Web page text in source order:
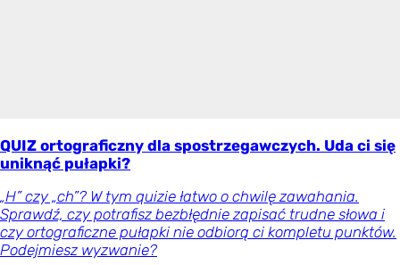
QUIZ ortograficzny dla spostrzegawczych. Uda ci się
uniknąć pułapki?
„H” czy „ch”? W tym quizie łatwo o chwilę zawahania.
Sprawdź, czy potrafisz bezbłędnie zapisać trudne słowa i
czy ortograficzne pułapki nie odbiorą ci kompletu punktów.
Podejmiesz wyzwanie?